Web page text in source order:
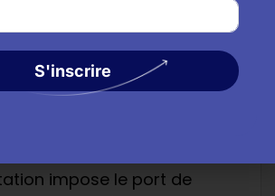
du motard
impose le port de
S'inscrire